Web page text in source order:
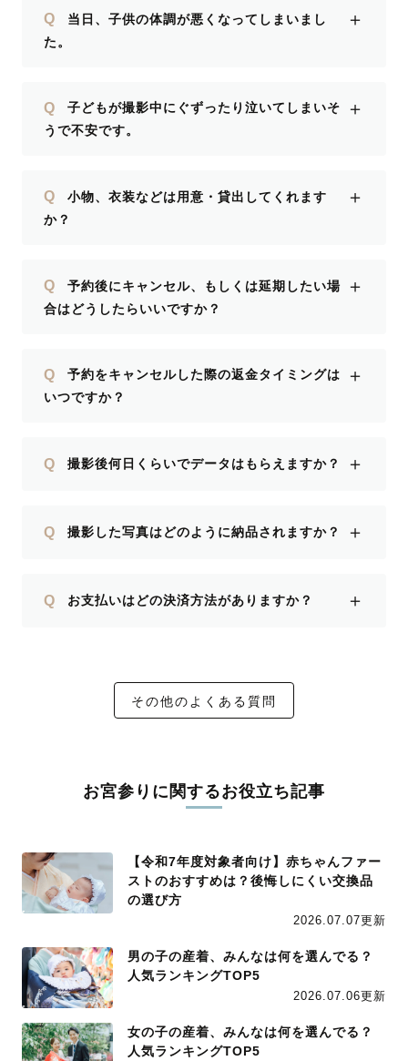
Q
当日、子供の体調が悪くなってしまいまし
た。
＋
Q
子どもが撮影中にぐずったり泣いてしまいそ
うで不安です。
＋
Q
小物、衣装などは用意・貸出してくれます
か？
＋
Q
予約後にキャンセル、もしくは延期したい場
合はどうしたらいいですか？
＋
Q
予約をキャンセルした際の返金タイミングは
いつですか？
＋
Q 撮影後何日くらいでデータはもらえますか？ ＋
Q 撮影した写真はどのように納品されますか？ ＋
Q お支払いはどの決済方法がありますか？ ＋
その他のよくある質問
お宮参りに関するお役立ち記事
【令和7年度対象者向け】赤ちゃんファー
ストのおすすめは？後悔しにくい交換品
の選び方
2026.07.07更新
男の子の産着、みんなは何を選んでる？
人気ランキングTOP5
2026.07.06更新
女の子の産着、みんなは何を選んでる？
人気ランキングTOP5